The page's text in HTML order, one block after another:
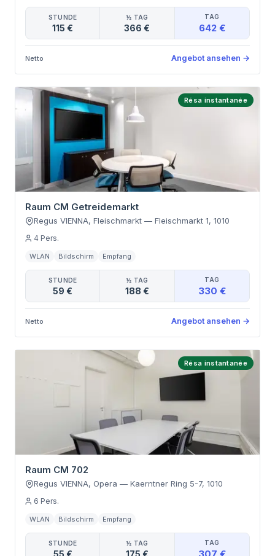
STUNDE
115 €
½ TAG
366 €
TAG
642 €
Netto Angebot ansehen →
Résa instantanée
Raum CM Getreidemarkt
Regus VIENNA, Fleischmarkt — Fleischmarkt 1, 1010
4 Pers.
WLAN Bildschirm Empfang
STUNDE
59 €
½ TAG
188 €
TAG
330 €
Netto Angebot ansehen →
Résa instantanée
Raum CM 702
Regus VIENNA, Opera — Kaerntner Ring 5-7, 1010
6 Pers.
WLAN Bildschirm Empfang
STUNDE
55 €
½ TAG
175 €
TAG